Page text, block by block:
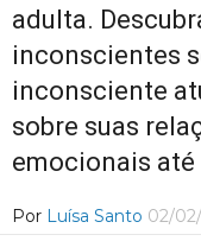
adulta.
inconscientes
inconsciente
sobre suas
emocionais até
Por Luísa Santo 02/